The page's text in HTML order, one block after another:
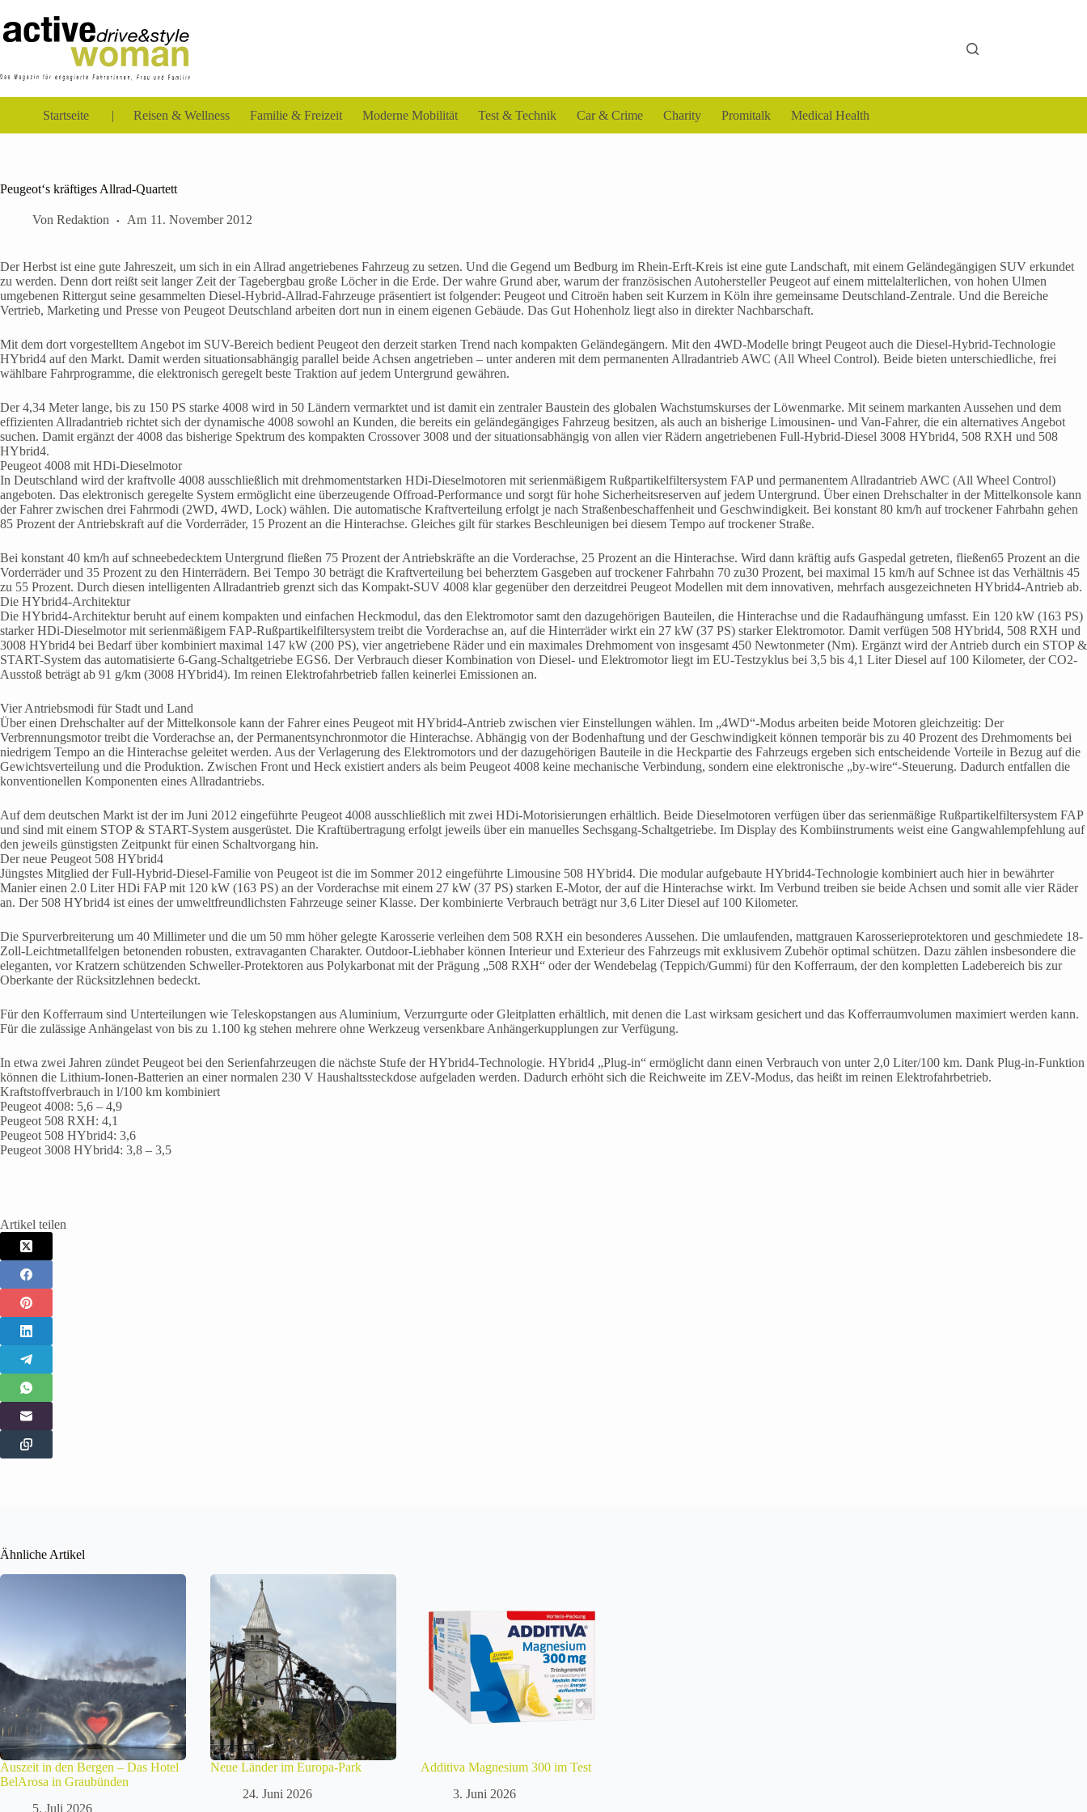
Inhalt
springen
Startseite Reisen & Wellness Familie & Freizeit Moderne Mobilität Test & Technik Car & Crime Charity Promitalk Medical Health
Peugeot‘s kräftiges Allrad-Quartett
Von Redaktion Am 11. November 2012
Der Herbst ist eine gute Jahreszeit, um sich in ein Allrad angetriebenes Fahrzeug zu setzen. Und die Gegend um Bedburg im Rhein-Erft-Kreis ist eine gute Landschaft, mit einem Geländegängigen SUV erkundet
zu werden. Denn dort reißt seit langer Zeit der Tagebergbau große Löcher in die Erde. Der wahre Grund aber, warum der französischen Autohersteller Peugeot auf einem mittelalterlichen, von hohen Ulmen
umgebenen Rittergut seine gesammelten Diesel-Hybrid-Allrad-Fahrzeuge präsentiert ist folgender: Peugeot und Citroën haben seit Kurzem in Köln ihre gemeinsame Deutschland-Zentrale. Und die Bereiche
Vertrieb, Marketing und Presse von Peugeot Deutschland arbeiten dort nun in einem eigenen Gebäude. Das Gut Hohenholz liegt also in direkter Nachbarschaft.
Mit dem dort vorgestelltem Angebot im SUV-Bereich bedient Peugeot den derzeit starken Trend nach kompakten Geländegängern. Mit den 4WD-Modelle bringt Peugeot auch die Diesel-Hybrid-Technologie
HYbrid4 auf den Markt. Damit werden situationsabhängig parallel beide Achsen angetrieben – unter anderen mit dem permanenten Allradantrieb AWC (All Wheel Control). Beide bieten unterschiedliche, frei
wählbare Fahrprogramme, die elektronisch geregelt beste Traktion auf jedem Untergrund gewähren.
Der 4,34 Meter lange, bis zu 150 PS starke 4008 wird in 50 Ländern vermarktet und ist damit ein zentraler Baustein des globalen Wachstumskurses der Löwenmarke. Mit seinem markanten Aussehen und dem
effizienten Allradantrieb richtet sich der dynamische 4008 sowohl an Kunden, die bereits ein geländegängiges Fahrzeug besitzen, als auch an bisherige Limousinen- und Van-Fahrer, die ein alternatives Angebot
suchen. Damit ergänzt der 4008 das bisherige Spektrum des kompakten Crossover 3008 und der situationsabhängig von allen vier Rädern angetriebenen Full-Hybrid-Diesel 3008 HYbrid4, 508 RXH und 508
HYbrid4.
Peugeot 4008 mit HDi-Dieselmotor
In Deutschland wird der kraftvolle 4008 ausschließlich mit drehmomentstarken HDi-Dieselmotoren mit serienmäßigem Rußpartikelfiltersystem FAP und permanentem Allradantrieb AWC (All Wheel Control)
angeboten. Das elektronisch geregelte System ermöglicht eine überzeugende Offroad-Performance und sorgt für hohe Sicherheitsreserven auf jedem Untergrund. Über einen Drehschalter in der Mittelkonsole kann
der Fahrer zwischen drei Fahrmodi (2WD, 4WD, Lock) wählen. Die automatische Kraftverteilung erfolgt je nach Straßenbeschaffenheit und Geschwindigkeit. Bei konstant 80 km/h auf trockener Fahrbahn gehen
85 Prozent der Antriebskraft auf die Vorderräder, 15 Prozent an die Hinterachse. Gleiches gilt für starkes Beschleunigen bei diesem Tempo auf trockener Straße.
Bei konstant 40 km/h auf schneebedecktem Untergrund fließen 75 Prozent der Antriebskräfte an die Vorderachse, 25 Prozent an die Hinterachse. Wird dann kräftig aufs Gaspedal getreten, fließen65 Prozent an die
Vorderräder und 35 Prozent zu den Hinterrädern. Bei Tempo 30 beträgt die Kraftverteilung bei beherztem Gasgeben auf trockener Fahrbahn 70 zu30 Prozent, bei maximal 15 km/h auf Schnee ist das Verhältnis 45
zu 55 Prozent. Durch diesen intelligenten Allradantrieb grenzt sich das Kompakt-SUV 4008 klar gegenüber den derzeitdrei Peugeot Modellen mit dem innovativen, mehrfach ausgezeichneten HYbrid4-Antrieb ab.
Die HYbrid4-Architektur
Die HYbrid4-Architektur beruht auf einem kompakten und einfachen Heckmodul, das den Elektromotor samt den dazugehörigen Bauteilen, die Hinterachse und die Radaufhängung umfasst. Ein 120 kW (163 PS)
starker HDi-Dieselmotor mit serienmäßigem FAP-Rußpartikelfiltersystem treibt die Vorderachse an, auf die Hinterräder wirkt ein 27 kW (37 PS) starker Elektromotor. Damit verfügen 508 HYbrid4, 508 RXH und
3008 HYbrid4 bei Bedarf über kombiniert maximal 147 kW (200 PS), vier angetriebene Räder und ein maximales Drehmoment von insgesamt 450 Newtonmeter (Nm). Ergänzt wird der Antrieb durch ein STOP &
START-System das automatisierte 6-Gang-Schaltgetriebe EGS6. Der Verbrauch dieser Kombination von Diesel- und Elektromotor liegt im EU-Testzyklus bei 3,5 bis 4,1 Liter Diesel auf 100 Kilometer, der CO2-
Ausstoß beträgt ab 91 g/km (3008 HYbrid4). Im reinen Elektrofahrbetrieb fallen keinerlei Emissionen an.
Vier Antriebsmodi für Stadt und Land
Über einen Drehschalter auf der Mittelkonsole kann der Fahrer eines Peugeot mit HYbrid4-Antrieb zwischen vier Einstellungen wählen. Im „4WD“-Modus arbeiten beide Motoren gleichzeitig: Der
Verbrennungsmotor treibt die Vorderachse an, der Permanentsynchronmotor die Hinterachse. Abhängig von der Bodenhaftung und der Geschwindigkeit können temporär bis zu 40 Prozent des Drehmoments bei
niedrigem Tempo an die Hinterachse geleitet werden. Aus der Verlagerung des Elektromotors und der dazugehörigen Bauteile in die Heckpartie des Fahrzeugs ergeben sich entscheidende Vorteile in Bezug auf die
Gewichtsverteilung und die Produktion. Zwischen Front und Heck existiert anders als beim Peugeot 4008 keine mechanische Verbindung, sondern eine elektronische „by-wire“-Steuerung. Dadurch entfallen die
konventionellen Komponenten eines Allradantriebs.
Auf dem deutschen Markt ist der im Juni 2012 eingeführte Peugeot 4008 ausschließlich mit zwei HDi-Motorisierungen erhältlich. Beide Dieselmotoren verfügen über das serienmäßige Rußpartikelfiltersystem FAP
und sind mit einem STOP & START-System ausgerüstet. Die Kraftübertragung erfolgt jeweils über ein manuelles Sechsgang-Schaltgetriebe. Im Display des Kombiinstruments weist eine Gangwahlempfehlung auf
den jeweils günstigsten Zeitpunkt für einen Schaltvorgang hin.
Der neue Peugeot 508 HYbrid4
Jüngstes Mitglied der Full-Hybrid-Diesel-Familie von Peugeot ist die im Sommer 2012 eingeführte Limousine 508 HYbrid4. Die modular aufgebaute HYbrid4-Technologie kombiniert auch hier in bewährter
Manier einen 2.0 Liter HDi FAP mit 120 kW (163 PS) an der Vorderachse mit einem 27 kW (37 PS) starken E-Motor, der auf die Hinterachse wirkt. Im Verbund treiben sie beide Achsen und somit alle vier Räder
an. Der 508 HYbrid4 ist eines der umweltfreundlichsten Fahrzeuge seiner Klasse. Der kombinierte Verbrauch beträgt nur 3,6 Liter Diesel auf 100 Kilometer.
Die Spurverbreiterung um 40 Millimeter und die um 50 mm höher gelegte Karosserie verleihen dem 508 RXH ein besonderes Aussehen. Die umlaufenden, mattgrauen Karosserieprotektoren und geschmiedete 18-
Zoll-Leichtmetallfelgen betonenden robusten, extravaganten Charakter. Outdoor-Liebhaber können Interieur und Exterieur des Fahrzeugs mit exklusivem Zubehör optimal schützen. Dazu zählen insbesondere die
eleganten, vor Kratzern schützenden Schweller-Protektoren aus Polykarbonat mit der Prägung „508 RXH“ oder der Wendebelag (Teppich/Gummi) für den Kofferraum, der den kompletten Ladebereich bis zur
Oberkante der Rücksitzlehnen bedeckt.
Für den Kofferraum sind Unterteilungen wie Teleskopstangen aus Aluminium, Verzurrgurte oder Gleitplatten erhältlich, mit denen die Last wirksam gesichert und das Kofferraumvolumen maximiert werden kann.
Für die zulässige Anhängelast von bis zu 1.100 kg stehen mehrere ohne Werkzeug versenkbare Anhängerkupplungen zur Verfügung.
In etwa zwei Jahren zündet Peugeot bei den Serienfahrzeugen die nächste Stufe der HYbrid4-Technologie. HYbrid4 „Plug-in“ ermöglicht dann einen Verbrauch von unter 2,0 Liter/100 km. Dank Plug-in-Funktion
können die Lithium-Ionen-Batterien an einer normalen 230 V Haushaltssteckdose aufgeladen werden. Dadurch erhöht sich die Reichweite im ZEV-Modus, das heißt im reinen Elektrofahrbetrieb.
Kraftstoffverbrauch in l/100 km kombiniert
Peugeot 4008: 5,6 – 4,9
Peugeot 508 RXH: 4,1
Peugeot 508 HYbrid4: 3,6
Peugeot 3008 HYbrid4: 3,8 – 3,5
Artikel teilen
Ähnliche Artikel
Auszeit in den Bergen – Das Hotel
BelArosa in Graubünden
5. Juli 2026
Neue Länder im Europa-Park
24. Juni 2026
Additiva Magnesium 300 im Test
3. Juni 2026